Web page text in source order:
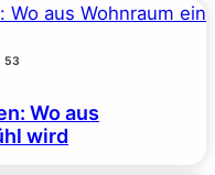
53
Wo aus
wird